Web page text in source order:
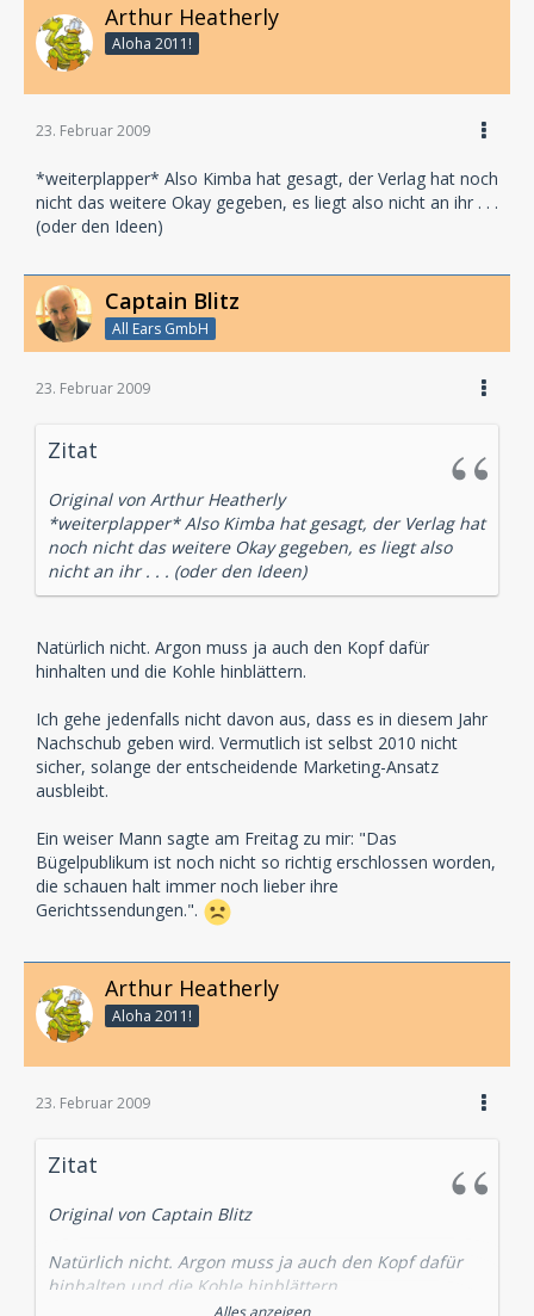
Arthur Heatherly
Aloha 2011!
23. Februar 2009
*weiterplapper* Also Kimba hat gesagt, der Verlag hat noch
nicht das weitere Okay gegeben, es liegt also nicht an ihr . . .
(oder den Ideen)
Captain Blitz
All Ears GmbH
23. Februar 2009
Zitat
Original von Arthur Heatherly
*weiterplapper* Also Kimba hat gesagt, der Verlag hat
noch nicht das weitere Okay gegeben, es liegt also
nicht an ihr . . . (oder den Ideen)
Natürlich nicht. Argon muss ja auch den Kopf dafür
hinhalten und die Kohle hinblättern.
Ich gehe jedenfalls nicht davon aus, dass es in diesem Jahr
Nachschub geben wird. Vermutlich ist selbst 2010 nicht
sicher, solange der entscheidende Marketing-Ansatz
ausbleibt.
Ein weiser Mann sagte am Freitag zu mir: "Das
Bügelpublikum ist noch nicht so richtig erschlossen worden,
die schauen halt immer noch lieber ihre
Gerichtssendungen.".
Arthur Heatherly
Aloha 2011!
23. Februar 2009
Zitat
Original von Captain Blitz
Natürlich nicht. Argon muss ja auch den Kopf dafür
hinhalten und die Kohle hinblättern.
Alles anzeigen